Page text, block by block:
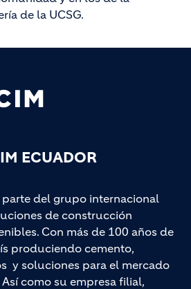
de la UCSG.
ECUADOR
del grupo internacional
de construcción
Con más de 100 años de
produciendo cemento,
y soluciones para el mercado
como su empresa filial,